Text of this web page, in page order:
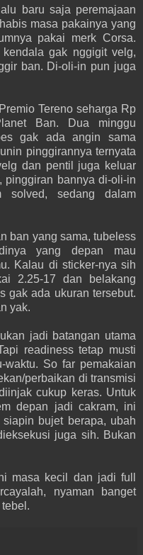
baru saja peremajaan
masa pakainya yang
pakai merk Corsa.
gak nggigit velg,
ban. Di-oli-in pun juga
Tereno seharga Rp
Ban. Dua minggu
gak ada angin sama
pinggirannya ternyata
dan pentil juga keluar
pinggiran bannya di-oli-in
solved, sedang dalam
ban yang sama, tubeless
yang depan mau
Kalau di sticker-nya sih
2.25-17 dan belakang
gak ada ukuran tersebut.
yak.
jadi batangan utama
readiness tetap musti
So far pemakaian
perbaikan di transmisi
cukup keras. Untuk
depan jadi cakram, ini
bujet berapa, ubah
juga sih. Bukan
masa kecil dan jadi full
nyaman banget